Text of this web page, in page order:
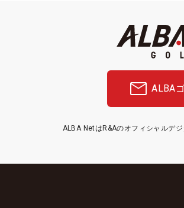
ALBA
ALBA NetはR&Aのオフィシャルデ